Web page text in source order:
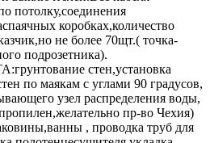
потолку,соединения
коробках,количество
не более 70щт.( точка-
подрозетника).
стен,установка
по маякам с углами 90 градусов,
узел распределения воды,
пр-во Чехия)
, проводка труб для